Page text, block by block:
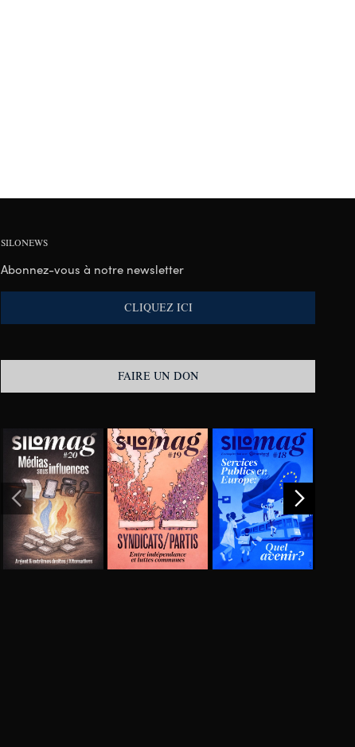
SILONEWS
Abonnez-vous à notre newsletter
CLIQUEZ ICI
FAIRE UN DON